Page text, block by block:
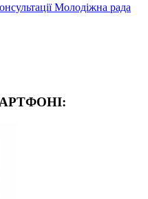
Молодіжна рада